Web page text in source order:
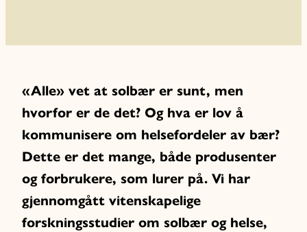
«Alle» vet at solbær er sunt, men
hvorfor er de det? Og hva er lov å
kommunisere om helsefordeler av bær?
Dette er det mange, både produsenter
og forbrukere, som lurer på. Vi har
gjennomgått vitenskapelige
forskningsstudier om solbær og helse,